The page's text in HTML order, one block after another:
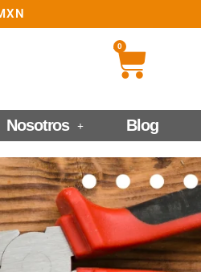
0
Nosotros Blog